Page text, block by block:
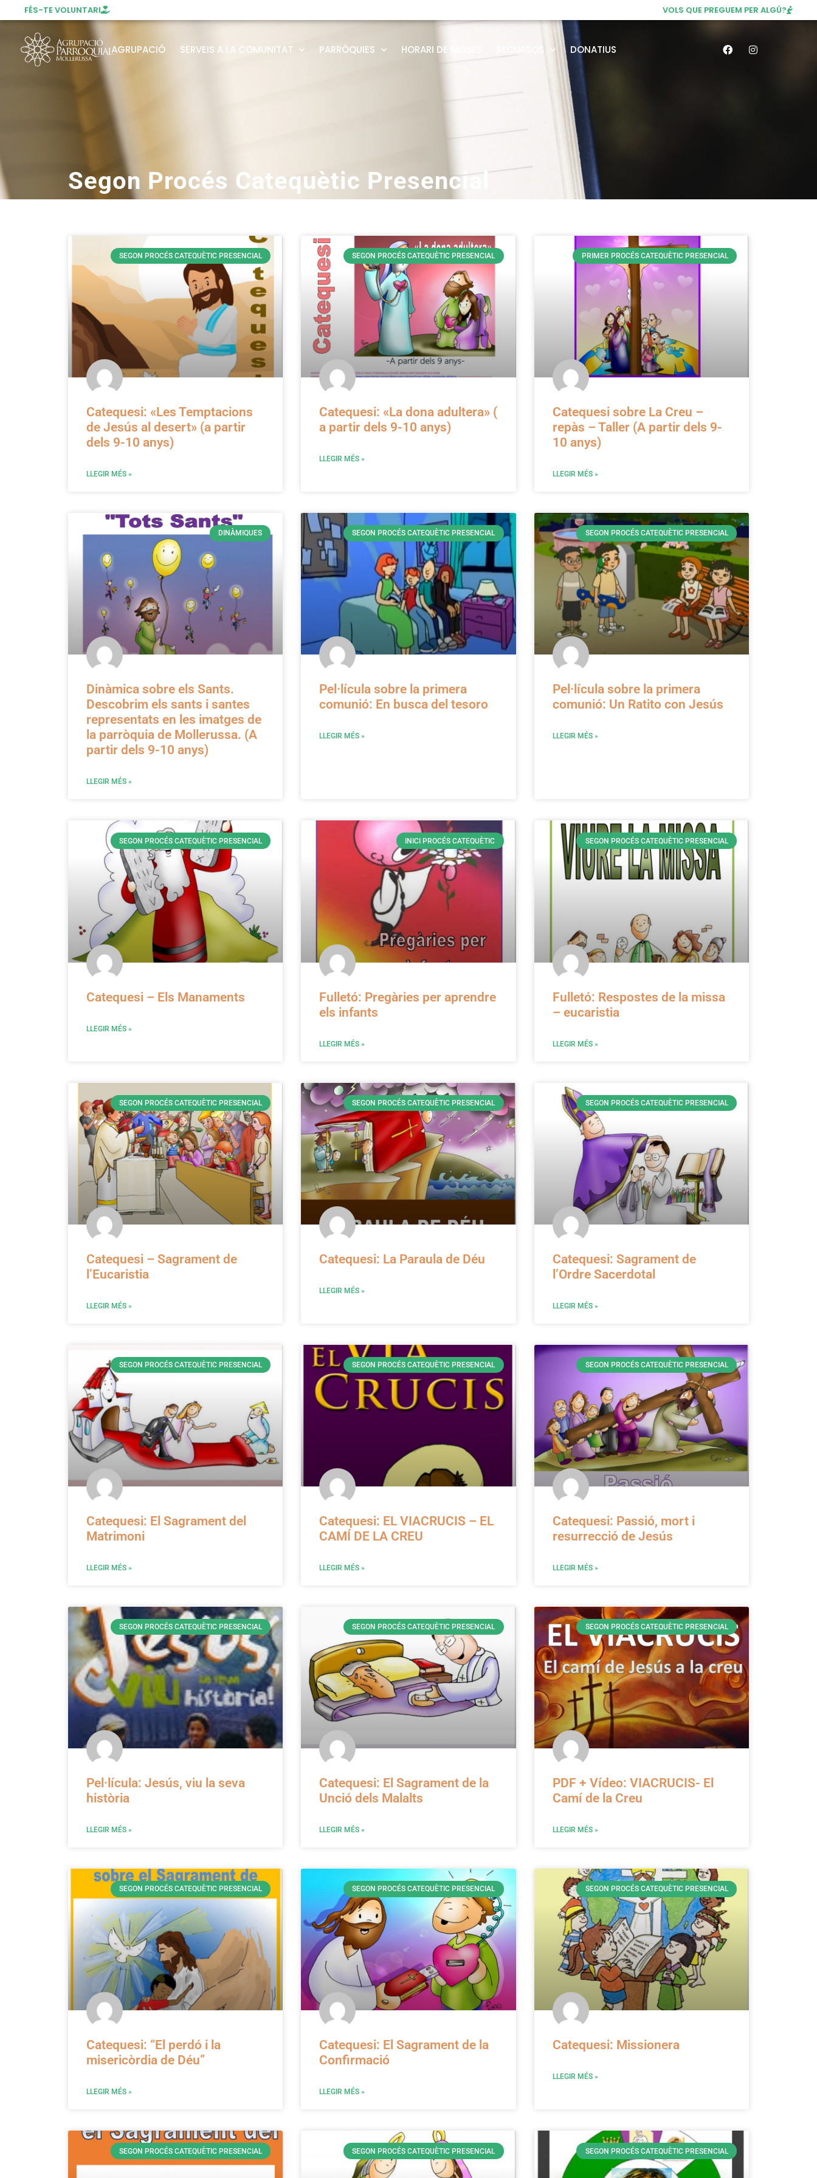
FÉS-TE VOLUNTARI VOLS QUE PREGUEM PER ALGÚ?
AGRUPACIÓ SERVEIS A LA COMUNITAT PARRÒQUIES HORARI DE MISSES RECURSOS DONATIUS
Segon Procés Catequètic Presencial
SEGON PROCÉS CATEQUÈTIC PRESENCIAL
Catequesi: «Les Temptacions
de Jesús al desert» (a partir
dels 9-10 anys)
LLEGIR MÉS »
SEGON PROCÉS CATEQUÈTIC PRESENCIAL
Catequesi: «La dona adultera» (
a partir dels 9-10 anys)
LLEGIR MÉS »
PRIMER PROCÉS CATEQUÈTIC PRESENCIAL
Catequesi sobre La Creu –
repàs – Taller (A partir dels 9-
10 anys)
LLEGIR MÉS »
DINÀMIQUES
Dinàmica sobre els Sants.
Descobrim els sants i santes
representats en les imatges de
la parròquia de Mollerussa. (A
partir dels 9-10 anys)
LLEGIR MÉS »
SEGON PROCÉS CATEQUÈTIC PRESENCIAL
Pel·lícula sobre la primera
comunió: En busca del tesoro
LLEGIR MÉS »
SEGON PROCÉS CATEQUÈTIC PRESENCIAL
Pel·lícula sobre la primera
comunió: Un Ratito con Jesús
LLEGIR MÉS »
SEGON PROCÉS CATEQUÈTIC PRESENCIAL
Catequesi – Els Manaments
LLEGIR MÉS »
INICI PROCÉS CATEQUÈTIC
Fulletó: Pregàries per aprendre
els infants
LLEGIR MÉS »
SEGON PROCÉS CATEQUÈTIC PRESENCIAL
Fulletó: Respostes de la missa
– eucaristia
LLEGIR MÉS »
SEGON PROCÉS CATEQUÈTIC PRESENCIAL
Catequesi – Sagrament de
l’Eucaristia
LLEGIR MÉS »
SEGON PROCÉS CATEQUÈTIC PRESENCIAL
Catequesi: La Paraula de Déu
LLEGIR MÉS »
SEGON PROCÉS CATEQUÈTIC PRESENCIAL
Catequesi: Sagrament de
l’Ordre Sacerdotal
LLEGIR MÉS »
SEGON PROCÉS CATEQUÈTIC PRESENCIAL
Catequesi: El Sagrament del
Matrimoni
LLEGIR MÉS »
SEGON PROCÉS CATEQUÈTIC PRESENCIAL
Catequesi: EL VIACRUCIS – EL
CAMÍ DE LA CREU
LLEGIR MÉS »
SEGON PROCÉS CATEQUÈTIC PRESENCIAL
Catequesi: Passió, mort i
resurrecció de Jesús
LLEGIR MÉS »
SEGON PROCÉS CATEQUÈTIC PRESENCIAL
Pel·lícula: Jesús, viu la seva
història
LLEGIR MÉS »
SEGON PROCÉS CATEQUÈTIC PRESENCIAL
Catequesi: El Sagrament de la
Unció dels Malalts
LLEGIR MÉS »
SEGON PROCÉS CATEQUÈTIC PRESENCIAL
PDF + Vídeo: VIACRUCIS- El
Camí de la Creu
LLEGIR MÉS »
SEGON PROCÉS CATEQUÈTIC PRESENCIAL
Catequesi: “El perdó i la
misericòrdia de Déu”
LLEGIR MÉS »
SEGON PROCÉS CATEQUÈTIC PRESENCIAL
Catequesi: El Sagrament de la
Confirmació
LLEGIR MÉS »
SEGON PROCÉS CATEQUÈTIC PRESENCIAL
Catequesi: Missionera
LLEGIR MÉS »
SEGON PROCÉS CATEQUÈTIC PRESENCIAL SEGON PROCÉS CATEQUÈTIC PRESENCIAL SEGON PROCÉS CATEQUÈTIC PRESENCIAL